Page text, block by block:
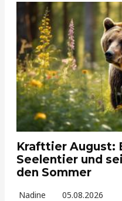
Krafttier August:
Seelentier und
den Sommer
Nadine 05.08.2026